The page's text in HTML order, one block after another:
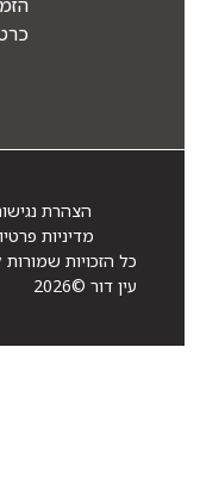
הצהרת נגישות
מדיניות פרטיות
הזכויות שמורות למוזיאון